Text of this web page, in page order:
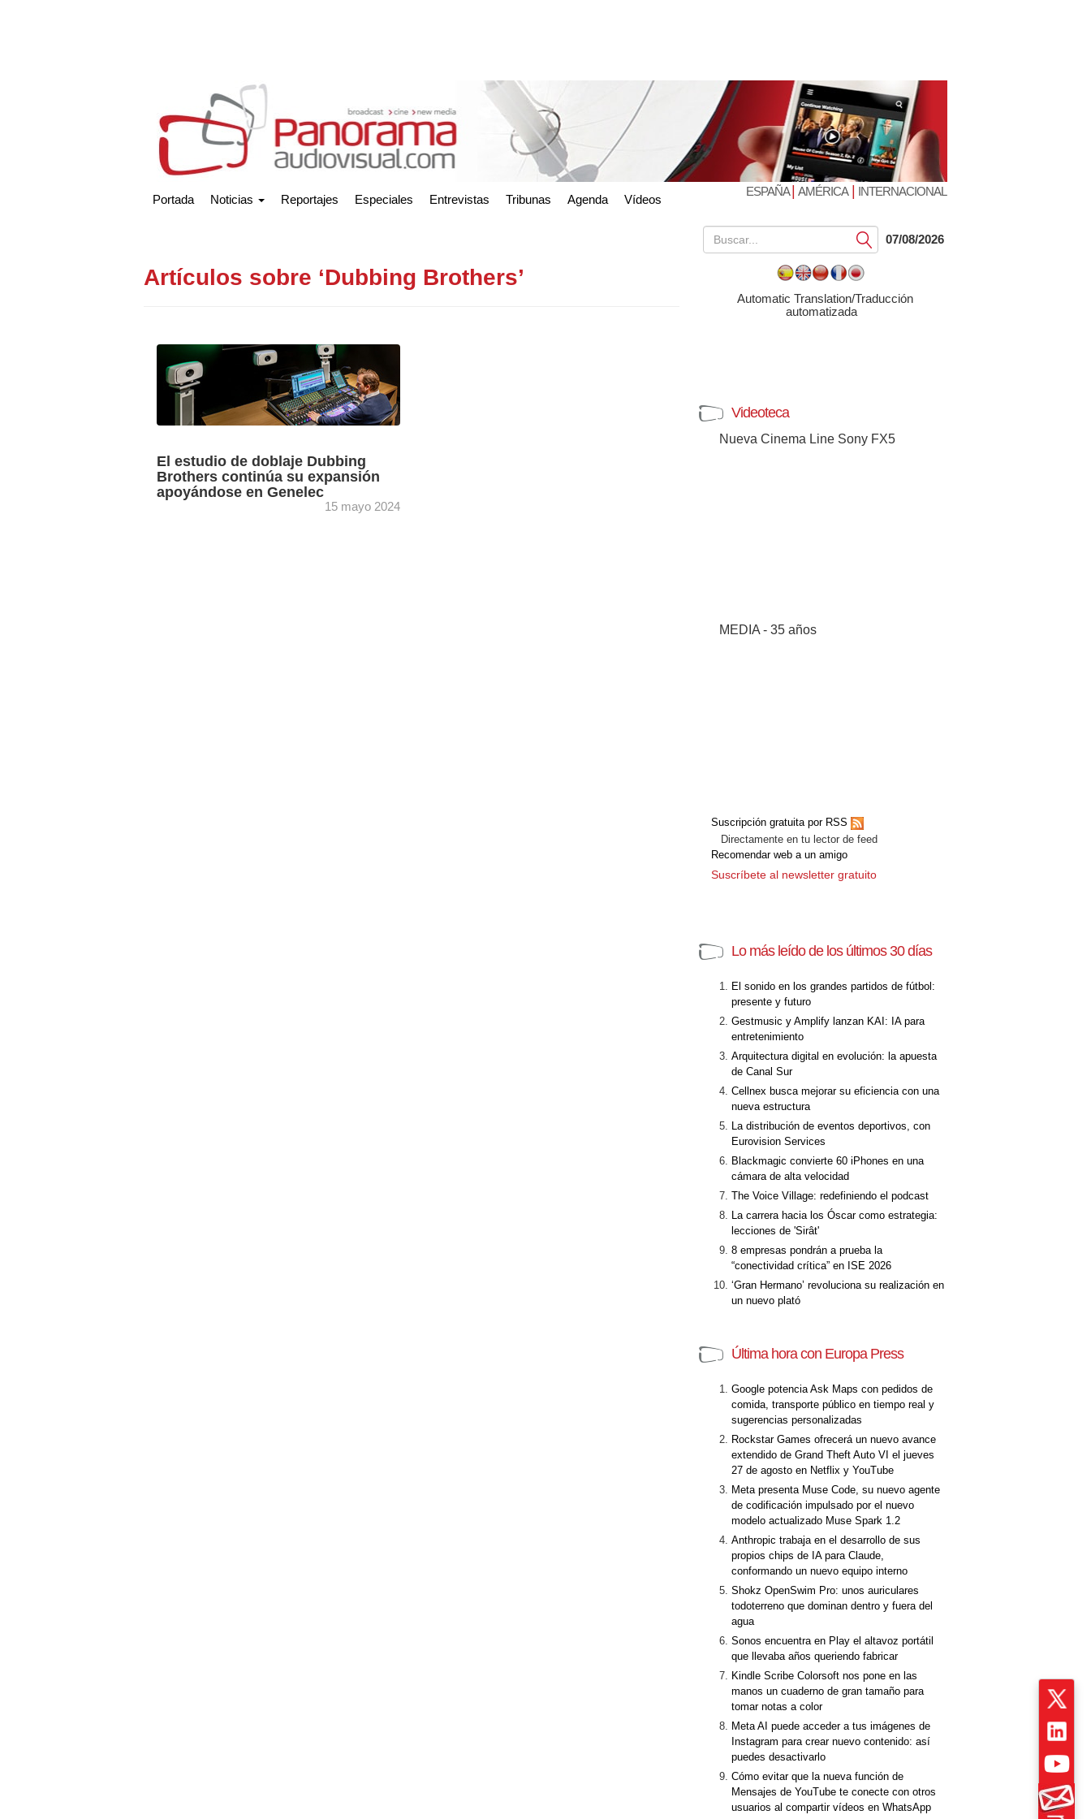
Portada Noticias Reportajes Especiales Entrevistas Tribunas Agenda Vídeos
ESPAÑA| AMÉRICA| INTERNACIONAL
Artículos sobre ‘Dubbing Brothers’
El estudio de doblaje Dubbing
Brothers continúa su expansión
apoyándose en Genelec
15 mayo 2024
Submit07/08/2026
Automatic Translation/Traducción
automatizada
Videoteca
Nueva Cinema Line Sony FX5
MEDIA - 35 años
Suscripción gratuita por RSS
Directamente en tu lector de feed
Recomendar web a un amigo
Suscríbete al newsletter gratuito
Lo más leído de los últimos 30 días
El sonido en los grandes partidos de fútbol:
presente y futuro
Gestmusic y Amplify lanzan KAI: IA para
entretenimiento
Arquitectura digital en evolución: la apuesta
de Canal Sur
Cellnex busca mejorar su eficiencia con una
nueva estructura
La distribución de eventos deportivos, con
Eurovision Services
Blackmagic convierte 60 iPhones en una
cámara de alta velocidad
The Voice Village: redefiniendo el podcast
La carrera hacia los Óscar como estrategia:
lecciones de 'Sirât'
8 empresas pondrán a prueba la
“conectividad crítica” en ISE 2026
‘Gran Hermano’ revoluciona su realización en
un nuevo plató
Última hora con Europa Press
Google potencia Ask Maps con pedidos de
comida, transporte público en tiempo real y
sugerencias personalizadas
Rockstar Games ofrecerá un nuevo avance
extendido de Grand Theft Auto VI el jueves
27 de agosto en Netflix y YouTube
Meta presenta Muse Code, su nuevo agente
de codificación impulsado por el nuevo
modelo actualizado Muse Spark 1.2
Anthropic trabaja en el desarrollo de sus
propios chips de IA para Claude,
conformando un nuevo equipo interno
Shokz OpenSwim Pro: unos auriculares
todoterreno que dominan dentro y fuera del
agua
Sonos encuentra en Play el altavoz portátil
que llevaba años queriendo fabricar
Kindle Scribe Colorsoft nos pone en las
manos un cuaderno de gran tamaño para
tomar notas a color
Meta AI puede acceder a tus imágenes de
Instagram para crear nuevo contenido: así
puedes desactivarlo
Cómo evitar que la nueva función de
Mensajes de YouTube te conecte con otros
usuarios al compartir vídeos en WhatsApp